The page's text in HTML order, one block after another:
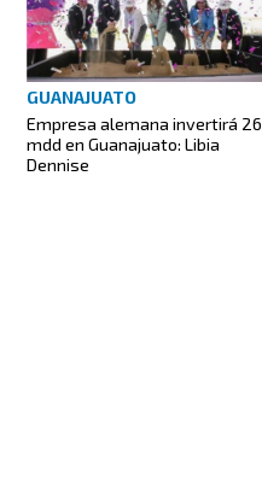
GUANAJUATO
Empresa alemana invertirá 26
mdd en Guanajuato: Libia
Dennise